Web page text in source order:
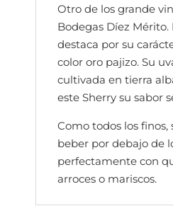
Otro de los grande
Bodegas Díez
destaca por su
color oro pajizo. Su
cultivada en tierra
este Sherry su sabor
Como todos los finos,
beber por debajo de
perfectamente con
arroces o mariscos.